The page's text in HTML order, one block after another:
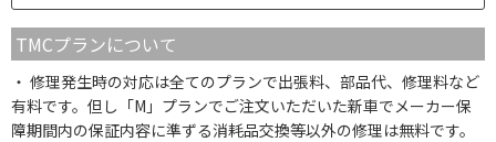
TMCプランについて
修理発生時の対応は全てのプランで出張料、部品代、修理料など
有料です。但し「M」プランでご注文いただいた新車でメーカー保
障期間内の保証内容に準ずる消耗品交換等以外の修理は無料です。